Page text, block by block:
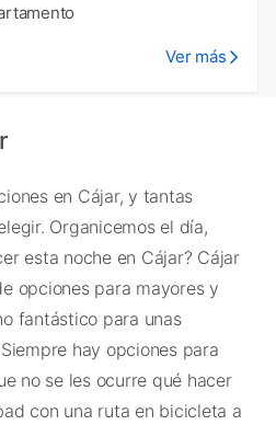
Ver más
en Cájar, y tantas
Organicemos el día,
esta noche en Cájar? Cájar
opciones para mayores y
fantástico para unas
hay opciones para
no se les ocurre qué hacer
con una ruta en bicicleta a